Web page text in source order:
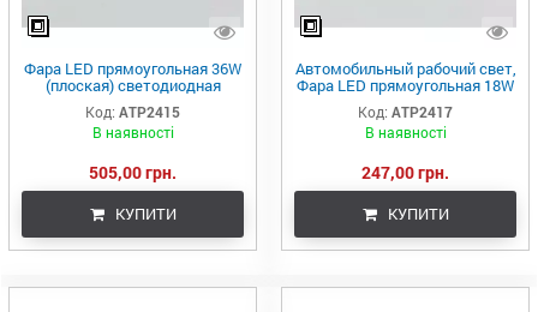
Фара LED прямоугольная 36W
(плоская) светодиодная
рабочая фара,
дополнительный свет
Код: ATP2415
В наявності
505,00 грн.
КУПИТИ
Автомобильный рабочий свет,
Фара LED прямоугольная 18W
(плоская)
Код: ATP2417
В наявності
247,00 грн.
КУПИТИ